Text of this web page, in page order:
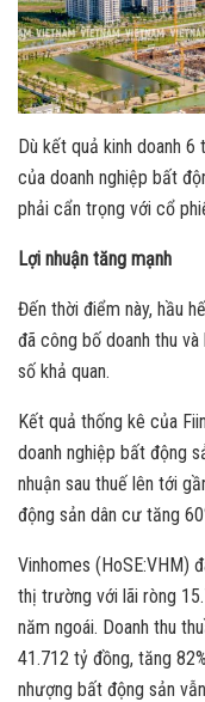
Dù kết quả kinh doanh 6
của doanh nghiệp bất
phải cẩn trọng với cổ
Lợi nhuận tăng mạnh
Đến thời điểm này, hầu
đã công bố doanh thu
số khả quan.
Kết quả thống kê của
doanh nghiệp bất động
nhuận sau thuế lên tới
động sản dân cư tăng
Vinhomes (HoSE:VHM)
thị trường với lãi ròng
năm ngoái. Doanh thu
41.712 tỷ đồng, tăng
nhượng bất động sản